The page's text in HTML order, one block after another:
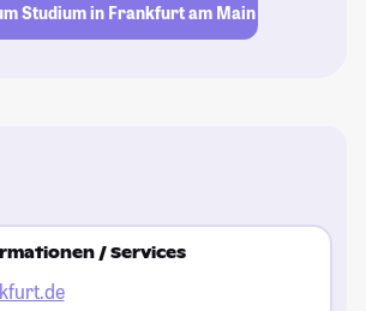
Studium in Frankfurt am Main
/ Services